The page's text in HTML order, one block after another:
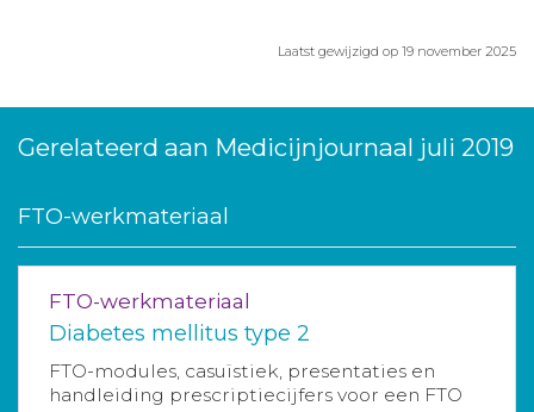
Laatst gewijzigd op 19 november 2025
Gerelateerd aan Medicijnjournaal juli 2019
FTO-werkmateriaal
FTO-werkmateriaal
Diabetes mellitus type 2
FTO-modules, casuïstiek, presentaties en
handleiding prescriptiecijfers voor een FTO